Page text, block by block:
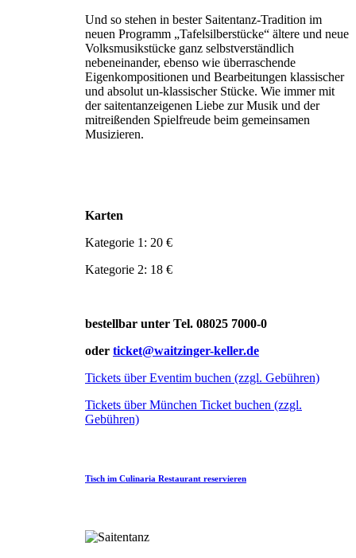
Und so stehen in bester Saitentanz-Tradition im
neuen Programm „Tafelsilberstücke“ ältere und neue
Volksmusikstücke ganz selbstverständlich
nebeneinander, ebenso wie überraschende
Eigenkompositionen und Bearbei­tungen klassischer
und absolut un-klassischer Stücke. Wie immer mit
der saitentanzeigenen Liebe zur Musik und der
mitreißenden Spielfreude beim gemeinsamen
Musizieren.
Karten
Kategorie 1: 20 €
Kategorie 2: 18 €
bestellbar unter Tel. 08025 7000-0
oder ticket@waitzinger-keller.de
Tickets über Eventim buchen (zzgl. Gebühren)
Tickets über München Ticket buchen (zzgl.
Gebühren)
Tisch im Culinaria Restaurant reservieren